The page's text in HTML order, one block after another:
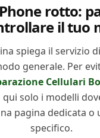
rotto:
il tuo
spiega il servizio
generale. Per
Cellulari
solo i modelli
pagina dedicata o
specifico.